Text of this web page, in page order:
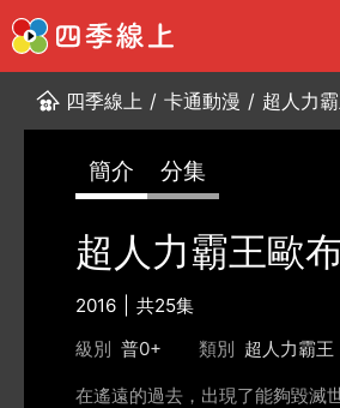
四季線上 / 卡通動漫 / 超人力
簡介 分集
超人力霸王歐
2016
共25集
級別 普0+ 類別 超人力霸王
在遙遠的過去，出現了能夠毀滅